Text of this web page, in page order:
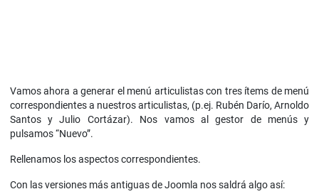
Vamos ahora a generar el menú articulistas con tres ítems de menú
correspondientes a nuestros articulistas, (p.ej. Rubén Darío, Arnoldo
Santos y Julio Cortázar). Nos vamos al gestor de menús y
pulsamos “Nuevo”.
Rellenamos los aspectos correspondientes.
Con las versiones más antiguas de Joomla nos saldrá algo así: